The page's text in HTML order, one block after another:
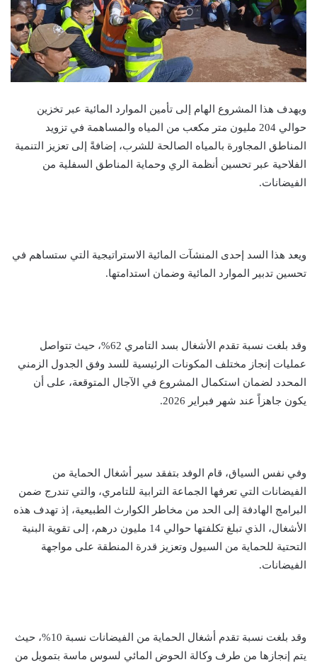
ويهدف هذا المشروع الهام إلى تأمين الموارد المائية عبر تخزين
حوالي 204 مليون متر مكعب من المياه والمساهمة في تزويد
المناطق المجاورة بالمياه الصالحة للشرب، إضافةً إلى تعزيز التنمية
الفلاحية عبر تحسين أنظمة الري وحماية المناطق السفلية من
الفيضانات.
ويعد هذا السد إحدى المنشآت المائية الاستراتيجية التي ستساهم في
تحسين تدبير الموارد المائية وضمان استدامتها.
وقد بلغت نسبة تقدم الأشغال بسد التامري 62%، حيث تتواصل
عمليات إنجاز مختلف المكونات الرئيسية للسد وفق الجدول الزمني
المحدد لضمان استكمال المشروع في الآجال المتوقعة، على أن
يكون جاهزاً عند شهر فبراير 2026.
وفي نفس السياق، قام الوفد بتفقد سير أشغال الحماية من
الفيضانات التي تعرفها الجماعة الترابية للتامري، والتي تندرج ضمن
البرامج الهادفة إلى الحد من مخاطر الكوارث الطبيعية، إذ تهدف هذه
الأشغال، الذي تبلغ تكلفتها حوالي 14 مليون درهم، إلى تقوية البنية
التحتية للحماية من السيول وتعزيز قدرة المنطقة على مواجهة
الفيضانات.
وقد بلغت نسبة تقدم أشغال الحماية من الفيضانات نسبة 10%، حيث
يتم إنجازها من طرف وكالة الحوض المائي لسوس ماسة بتمويل من